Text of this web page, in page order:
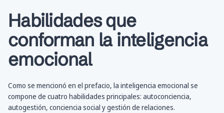
Habilidades que
conforman la inteligencia
emocional
Como se mencionó en el prefacio, la inteligencia emocional se
compone de cuatro habilidades principales: autoconciencia,
autogestión, conciencia social y gestión de relaciones.